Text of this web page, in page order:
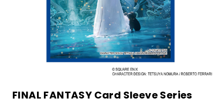
FINAL FANTASY Card Sleeve Series